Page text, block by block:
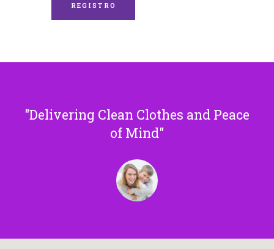
Delivering Clean Clothes and Peace
of Mind